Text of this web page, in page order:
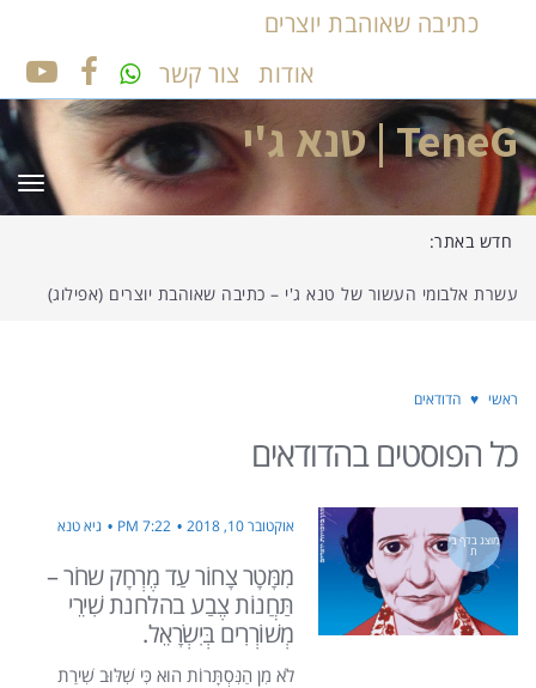
כתיבה שאוהבת יוצרים
אודות
צור קשר
TeneG | טנא ג'י
חדש באתר:
עשרת אלבומי העשור של טנא ג'י – כתיבה שאוהבת יוצרים (אפילוג)
ראשי ♥ הדודאים
כל הפוסטים בהדודאים
מוצג בדף בי
ת
אוקטובר 10, 2018 7:22 PM גיא טנא
מִמָּטָר צָחוֹר עַד מֶרְחָק שחֹר –
תַּחֲנוֹת צֶבַע בהלחנת שִׁירֵי
מְשׁוֹרְרִים בְּיִשְׂרָאֵל.
לֹא מִן הַנִּסְתָּרוֹת הוּא כִּי שִׁלּוּב שִׁירַת